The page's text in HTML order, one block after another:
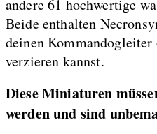
andere 61 hochwertige
Beide enthalten
deinen
verzieren kannst.
Diese Miniaturen
werden und sind